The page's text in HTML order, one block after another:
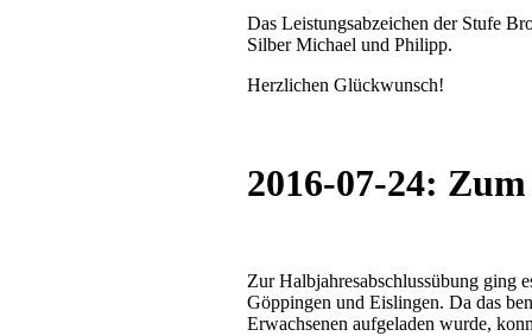
Das Leistungsabzeichen der Stufe
Silber Michael und Philipp.
Herzlichen Glückwunsch!
2016-07-24:
Zur Halbjahresabschlussübung ging
Göppingen und Eislingen. Da das
Erwachsenen aufgeladen wurde,